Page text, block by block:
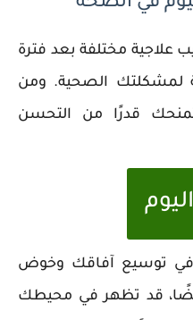
علاجية مختلفة بعد فترة
لمشكلتك الصحية. ومن
قدرًا من التحسن
في توسيع آفاقك وخوض
قد تظهر في محيطك